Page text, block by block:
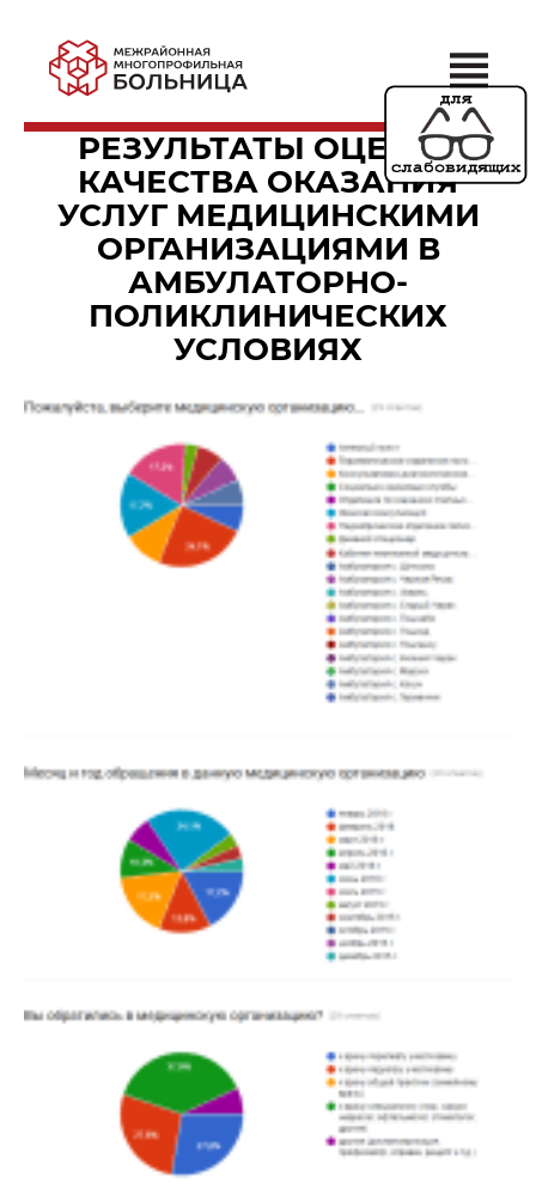
РЕЗУЛЬТАТЫ ОЦЕНКИ
КАЧЕСТВА ОКАЗАНИЯ
УСЛУГ МЕДИЦИНСКИМИ
ОРГАНИЗАЦИЯМИ В
АМБУЛАТОРНО-
ПОЛИКЛИНИЧЕСКИХ
УСЛОВИЯХ